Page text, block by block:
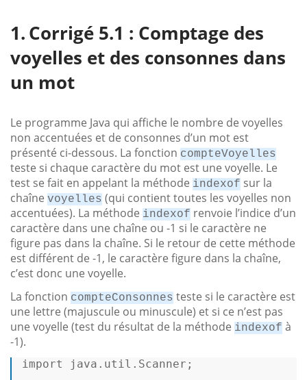
Corrigé 5.1 : Comptage des
voyelles et des consonnes dans
un mot
Le programme Java qui affiche le nombre de voyelles
non accentuées et de consonnes d’un mot est
présenté ci-dessous. La fonction compteVoyelles
teste si chaque caractère du mot est une voyelle. Le
test se fait en appelant la méthode indexof sur la
chaîne voyelles (qui contient toutes les voyelles non
accentuées). La méthode indexof renvoie l’indice d’un
caractère dans une chaîne ou -1 si le caractère ne
figure pas dans la chaîne. Si le retour de cette méthode
est différent de -1, le caractère figure dans la chaîne,
c’est donc une voyelle.
La fonction compteConsonnes teste si le caractère est
une lettre (majuscule ou minuscule) et si ce n’est pas
une voyelle (test du résultat de la méthode indexof à
-1).
import java.util.Scanner;